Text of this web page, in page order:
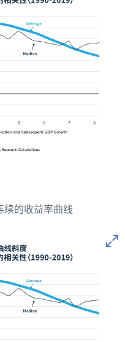
续的收益率曲线